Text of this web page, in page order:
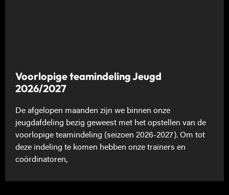
Voorlopige teamindeling Jeugd
2026/2027
De afgelopen maanden zijn we binnen onze
jeugdafdeling bezig geweest met het opstellen van de
voorlopige teamindeling (seizoen 2026-2027). Om tot
deze indeling te komen hebben onze trainers en
coördinatoren,